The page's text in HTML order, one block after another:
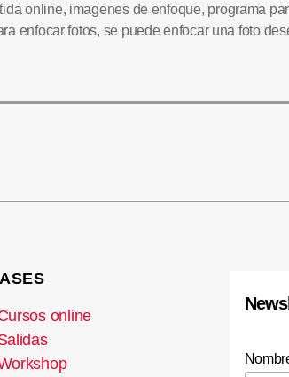
online, imagenes de enfoque, programa
enfocar fotos, se puede enfocar una foto
online